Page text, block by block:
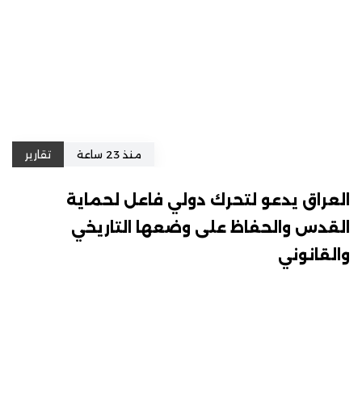
منذ 23 ساعة تقارير
العراق يدعو لتحرك دولي فاعل لحماية
القدس والحفاظ على وضعها التاريخي
والقانوني